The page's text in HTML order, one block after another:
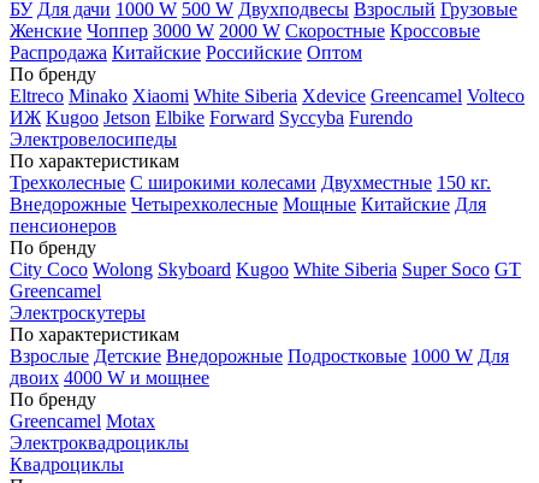
БУ Для дачи 1000 W 500 W Двухподвесы Взрослый Грузовые
Женские Чоппер 3000 W 2000 W Скоростные Кроссовые
Распродажа Китайские Российские Оптом
По бренду
Eltreco Minako Xiaomi White Siberia Xdevice Greencamel Volteco
ИЖ Kugoo Jetson Elbike Forward Syccyba Furendo
Электровелосипеды
По характеристикам
Трехколесные С широкими колесами Двухместные 150 кг.
Внедорожные Четырехколесные Мощные Китайские Для
пенсионеров
По бренду
City Coco Wolong Skyboard Kugoo White Siberia Super Soco GT
Greencamel
Электроскутеры
По характеристикам
Взрослые Детские Внедорожные Подростковые 1000 W Для
двоих 4000 W и мощнее
По бренду
Greencamel Motax
Электроквадроциклы
Квадроциклы